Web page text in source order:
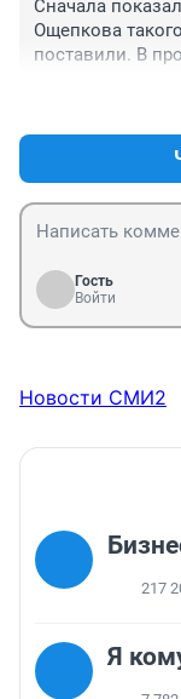
Сначала
Ощепкова
поставили. В
Гость
Войти
Новости СМИ2
217
Я